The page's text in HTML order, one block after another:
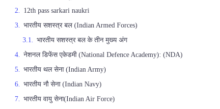
12th pass sarkari naukri
भारतीय सशस्त्र बल (Indian Armed Forces)
भारतीय सशस्त्र बल के तीन मुख्य अंग
नेशनल डिफेंस एकेडमी (National Defence Academy): (NDA)
भारतीय थल सेना (Indian Army)
भारतीय नौ सेना (Indian Navy)
भारतीय वायु सेना(Indian Air Force)